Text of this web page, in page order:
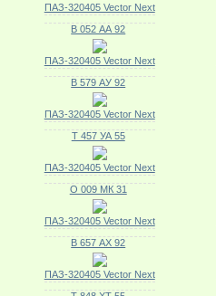
ПАЗ-320405 Vector Next
В 052 АА 92
ПАЗ-320405 Vector Next
В 579 АУ 92
ПАЗ-320405 Vector Next
Т 457 УА 55
ПАЗ-320405 Vector Next
О 009 МК 31
ПАЗ-320405 Vector Next
В 657 АХ 92
ПАЗ-320405 Vector Next